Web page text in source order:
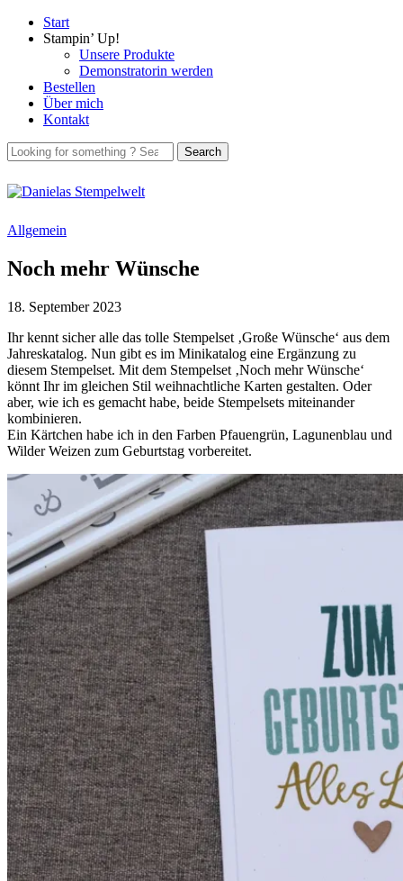
Start
Stampin’ Up!
Unsere Produkte
Demonstratorin werden
Bestellen
Über mich
Kontakt
Allgemein
Noch mehr Wünsche
18. September 2023
Ihr kennt sicher alle das tolle Stempelset ‚Große Wünsche‘ aus dem
Jahreskatalog. Nun gibt es im Minikatalog eine Ergänzung zu
diesem Stempelset. Mit dem Stempelset ‚Noch mehr Wünsche‘
könnt Ihr im gleichen Stil weihnachtliche Karten gestalten. Oder
aber, wie ich es gemacht habe, beide Stempelsets miteinander
kombinieren.
Ein Kärtchen habe ich in den Farben Pfauengrün, Lagunenblau und
Wilder Weizen zum Geburtstag vorbereitet.